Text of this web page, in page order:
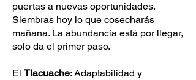
puertas a nuevas oportunidades.
Siembras hoy lo que cosecharás
mañana. La abundancia está por llegar,
solo da el primer paso.
El Tlacuache: Adaptabilidad y